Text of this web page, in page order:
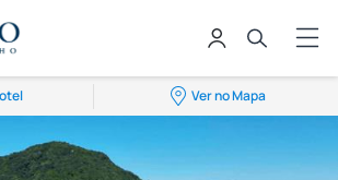
Ver no Mapa